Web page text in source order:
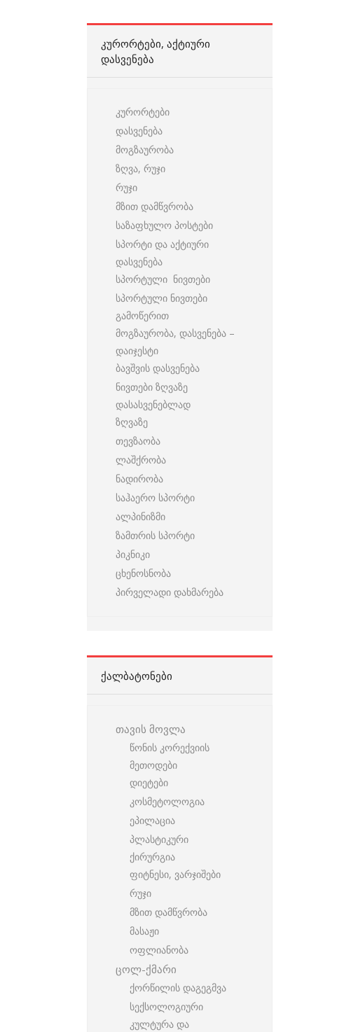
ᲙᲣᲠᲝᲠᲢᲔᲑᲘ, ᲐᲥᲢᲘᲣᲠᲘ
ᲓᲐᲡᲕᲔᲜᲔᲑᲐ
კურორტები
დასვენება
მოგზაურობა
ზღვა, რუჯი
რუჯი
მზით დამწვრობა
საზაფხულო პოსტები
სპორტი და აქტიური
დასვენება
სპორტული ნივთები
სპორტული ნივთები
გამოწერით
მოგზაურობა, დასვენება –
დაიჯესტი
ბავშვის დასვენება
ნივთები ზღვაზე
დასასვენებლად
ზღვაზე
თევზაობა
ლაშქრობა
ნადირობა
საჰაერო სპორტი
ალპინიზმი
ზამთრის სპორტი
პიკნიკი
ცხენოსნობა
პირველადი დახმარება
ᲥᲐᲚᲑᲐᲢᲝᲜᲔᲑᲘ
თავის მოვლა
წონის კორექვიის
მეთოდები
დიეტები
კოსმეტოლოგია
ეპილაცია
პლასტიკური
ქირურგია
ფიტნესი, ვარჯიშები
რუჯი
მზით დამწვრობა
მასაჟი
ოფლიანობა
ცოლ-ქმარი
ქორწილის დაგეგმვა
სექსოლოგიური
კულტურა და